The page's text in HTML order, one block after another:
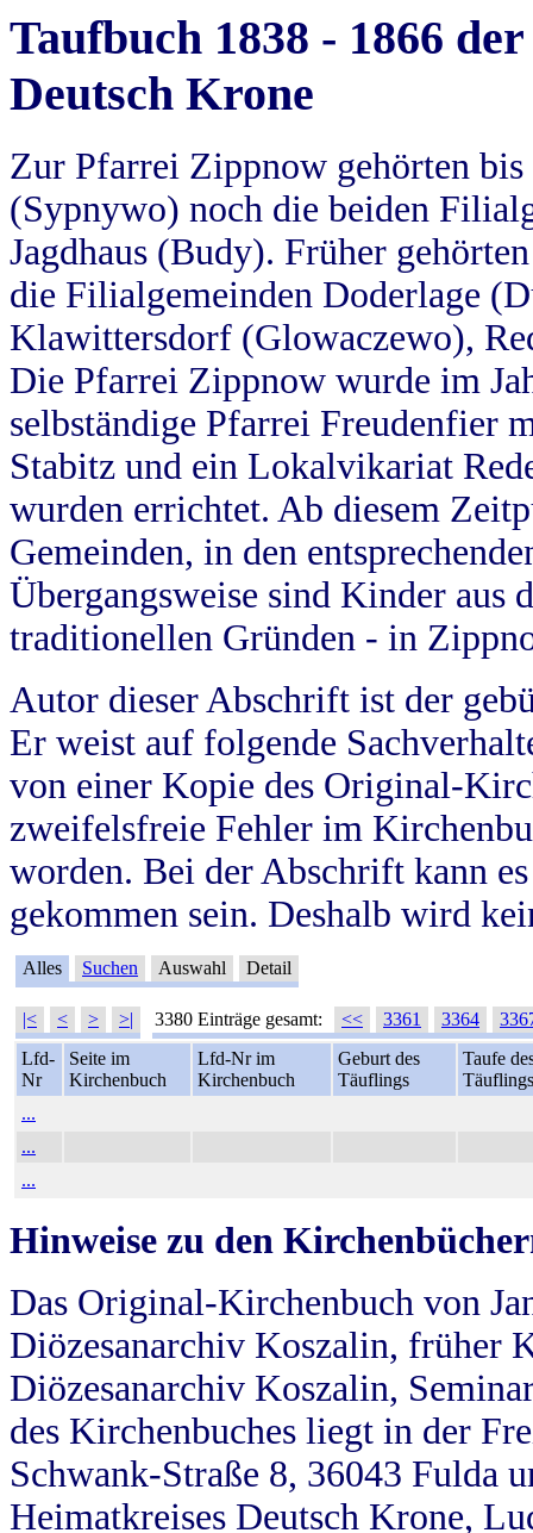
Taufbuch 1838 - 1866
Deutsch Krone
Zur Pfarrei Zippnow gehörten
(Sypnywo) noch die beiden
Jagdhaus (Budy). Früher
die Filialgemeinden Doderlage
Klawittersdorf (Glowaczewo),
Die Pfarrei Zippnow wurde im
selbständige Pfarrei Freudenfier
Stabitz und ein Lokalvikariat
wurden errichtet. Ab diesem
Gemeinden, in den
Übergangsweise sind Kinder aus
traditionellen Gründen - in
Autor dieser Abschrift ist der
Er weist auf folgende
von einer Kopie des Original-
zweifelsfreie Fehler im
worden. Bei der Abschrift kann
gekommen sein. Deshalb wird
Alles Suchen Auswahl Detail
|< < > >| 3380 Einträge gesamt: << 3361 3364
Lfd-
Nr
Seite im
Kirchenbuch
Lfd-Nr im
Kirchenbuch
Geburt des
Täuflings
Taufe
Täuflings
...
...
...
Hinweise zu den
Das Original-Kirchenbuch von
Diözesanarchiv Koszalin, früher
Diözesanarchiv Koszalin,
des Kirchenbuches liegt in der
Schwank-Straße 8, 36043 Fulda
Heimatkreises Deutsch Krone,